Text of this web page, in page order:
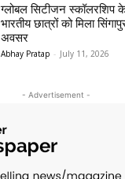
ग्लोबल सिटीजन
भारतीय छात्रों को मिला
अवसर
Abhay Pratap - July 11, 2026
- Advertisement -